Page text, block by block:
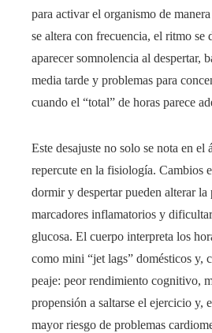
para activar el organismo de
se altera con frecuencia, el ritmo se
aparecer somnolencia al despertar,
media tarde y problemas para
cuando el “total” de horas parece
Este desajuste no solo se nota en el
repercute en la fisiología. Cambios
dormir y despertar pueden alterar
marcadores inflamatorios y
glucosa. El cuerpo interpreta los
como mini “jet lags” domésticos y,
peaje: peor rendimiento cognitivo,
propensión a saltarse el ejercicio y,
mayor riesgo de problemas